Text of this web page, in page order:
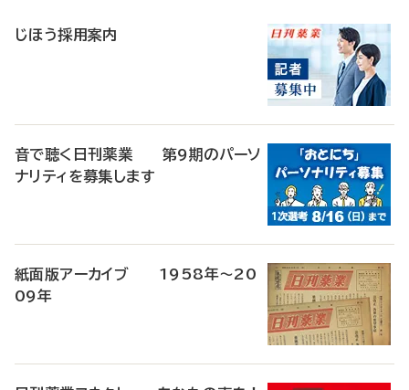
じほう採用案内
音で聴く日刊薬業 第9期のパーソ
ナリティを募集します
紙面版アーカイブ 1958年～20
09年